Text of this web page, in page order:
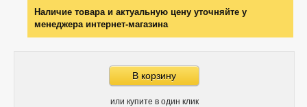
Наличие товара и актуальную цену уточняйте у
менеджера интернет-магазина
В корзину
или купите в один клик